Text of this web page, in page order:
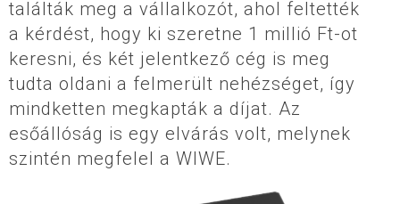
találták meg a vállalkozót, ahol feltették
a kérdést, hogy ki szeretne 1 millió Ft-ot
keresni, és két jelentkező cég is meg
tudta oldani a felmerült nehézséget, így
mindketten megkapták a díjat. Az
esőállóság is egy elvárás volt, melynek
szintén megfelel a WIWE.